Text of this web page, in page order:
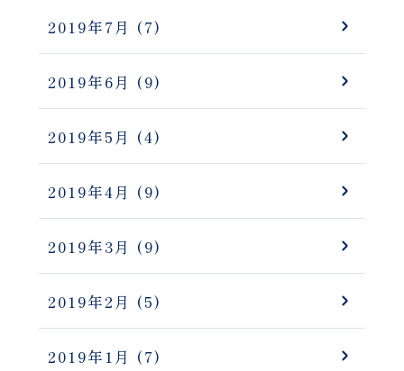
2019年7月 (7)
2019年6月 (9)
2019年5月 (4)
2019年4月 (9)
2019年3月 (9)
2019年2月 (5)
2019年1月 (7)